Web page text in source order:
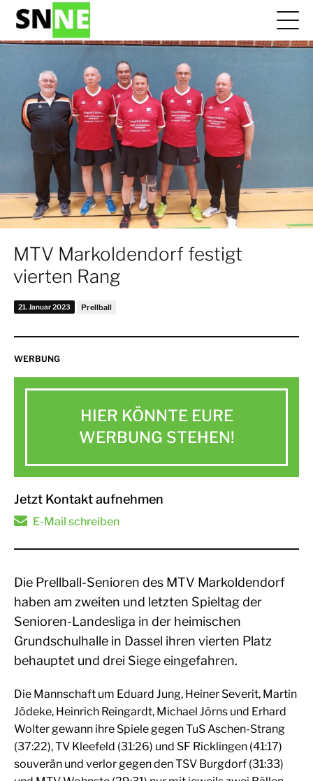
MTV Markoldendorf festigt
vierten Rang
21. Januar 2023 Prellball
WERBUNG
HIER KÖNNTE EURE
WERBUNG STEHEN!
Jetzt Kontakt aufnehmen
E-Mail schreiben
Die Prellball-Senioren des MTV Markoldendorf
haben am zweiten und letzten Spieltag der
Senioren-Landesliga in der heimischen
Grundschulhalle in Dassel ihren vierten Platz
behauptet und drei Siege eingefahren.
Die Mannschaft um Eduard Jung, Heiner Severit, Martin
Jödeke, Heinrich Reingardt, Michael Jörns und Erhard
Wolter gewann ihre Spiele gegen TuS Aschen-Strang
(37:22), TV Kleefeld (31:26) und SF Ricklingen (41:17)
souverän und verlor gegen den TSV Burgdorf (31:33)